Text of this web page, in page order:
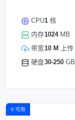
CPU
内存
带宽
硬盘
1 核
1024MB
10 M
上传
30-250 GB
0 可用